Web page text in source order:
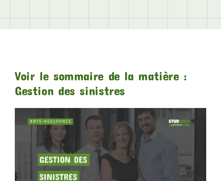
Voir le sommaire de la matière :
Gestion des sinistres